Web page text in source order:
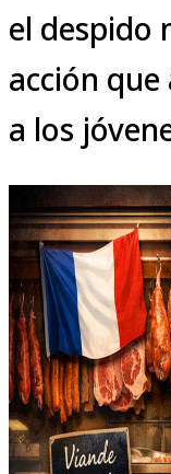
el despido
acción
a los